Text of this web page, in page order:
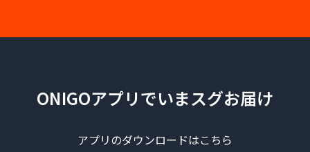
ONIGOアプリでいまスグお届け
アプリのダウンロードはこちら